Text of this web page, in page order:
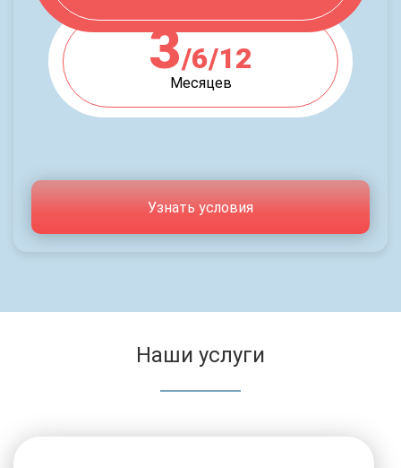
3/6/12
Месяцев
Узнать условия
Наши услуги